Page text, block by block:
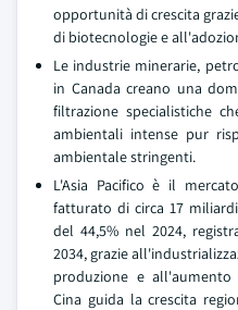
opportunità di crescita
di biotecnologie e
Le industrie minerarie,
in Canada creano una
filtrazione specialistiche
ambientali intense pur
ambientale stringenti.
L'Asia Pacifico è il
fatturato di circa 17
del 44,5% nel 2024,
2034, grazie
produzione e
Cina guida la crescita